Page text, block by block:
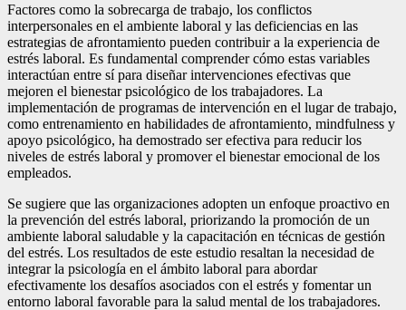
Factores como la sobrecarga de trabajo, los conflictos
interpersonales en el ambiente laboral y las deficiencias en las
estrategias de afrontamiento pueden contribuir a la experiencia de
estrés laboral. Es fundamental comprender cómo estas variables
interactúan entre sí para diseñar intervenciones efectivas que
mejoren el bienestar psicológico de los trabajadores. La
implementación de programas de intervención en el lugar de trabajo,
como entrenamiento en habilidades de afrontamiento, mindfulness y
apoyo psicológico, ha demostrado ser efectiva para reducir los
niveles de estrés laboral y promover el bienestar emocional de los
empleados.
Se sugiere que las organizaciones adopten un enfoque proactivo en
la prevención del estrés laboral, priorizando la promoción de un
ambiente laboral saludable y la capacitación en técnicas de gestión
del estrés. Los resultados de este estudio resaltan la necesidad de
integrar la psicología en el ámbito laboral para abordar
efectivamente los desafíos asociados con el estrés y fomentar un
entorno laboral favorable para la salud mental de los trabajadores.